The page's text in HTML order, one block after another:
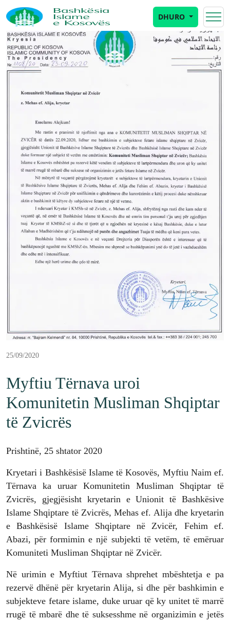
DHURO
25/09/2020
Myftiu Tërnava uroi
Komunitetin Musliman Shqiptar
të Zvicrës
Prishtinë, 25 shtator 2020
Kryetari i Bashkësisë Islame të Kosovës, Myftiu Naim ef.
Tërnava ka uruar Komunitetin Musliman Shqiptar të
Zvicrës, gjegjësisht kryetarin e Unionit të Bashkësive
Islame Shqiptare të Zvicrës, Mehas ef. Alija dhe kryetarin
e Bashkësisë Islame Shqiptare në Zvicër, Fehim ef.
Abazi, për formimin e një subjekti të vetëm, të emëruar
Komuniteti Musliman Shqiptar në Zvicër.
Në urimin e Myftiut Tërnava shprehet mbështetja e pa
rezervë dhënë për kryetarin Alija, si dhe për bashkimin e
subjekteve fetare islame, duke uruar që ky unitet të marrë
rrugë të mbarë dhe të suksesshme në organizimin e jetës